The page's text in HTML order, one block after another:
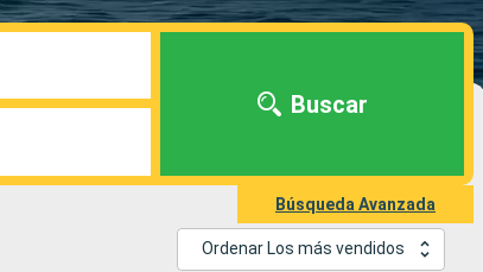
Buscar
Búsqueda Avanzada
Ordenar Los más vendidos